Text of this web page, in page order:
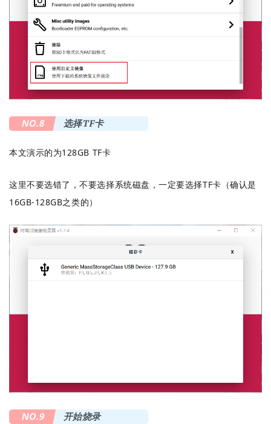
NO.8 选择TF卡
本文演示的为128GB TF卡
这里不要选错了，不要选择系统磁盘，一定要选择TF卡（确认是
16GB-128GB之类的）
NO.9 开始烧录